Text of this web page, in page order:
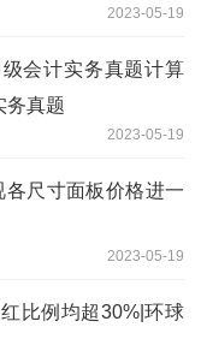
2023-05-19
会计实务真题计算
务真题
2023-05-19
尺寸面板价格进一
2023-05-19
比例均超30%|环球